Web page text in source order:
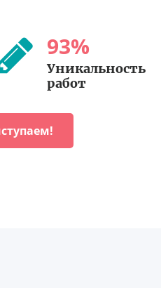
93%
Уникальность
работ